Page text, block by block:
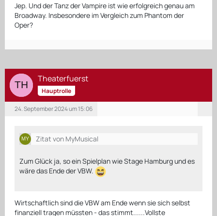
Jep. Und der Tanz der Vampire ist wie erfolgreich genau am
Broadway. Insbesondere im Vergleich zum Phantom der
Oper?
Theaterfuerst
Hauptrolle
24. September 2024 um 15:06
Zitat von MyMusical
Zum Glück ja, so ein Spielplan wie Stage Hamburg und es
wäre das Ende der VBW.
Wirtschaftlich sind die VBW am Ende wenn sie sich selbst
finanziell tragen müssten - das stimmt......Vollste